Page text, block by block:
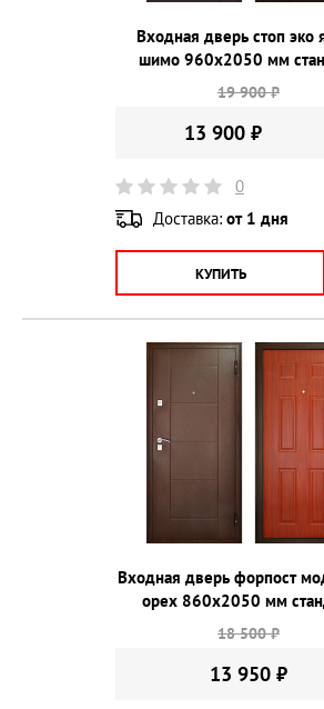
Входная дверь стоп эко
шимо 960х2050 мм
19 900 ₽
13 900 ₽
0
Доставка: от 1 дня
КУПИТЬ
Входная дверь форпост
орех 860х2050 мм
18 500 ₽
13 950 ₽